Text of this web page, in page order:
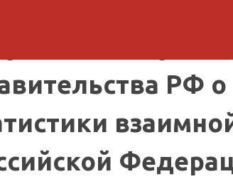
РФ